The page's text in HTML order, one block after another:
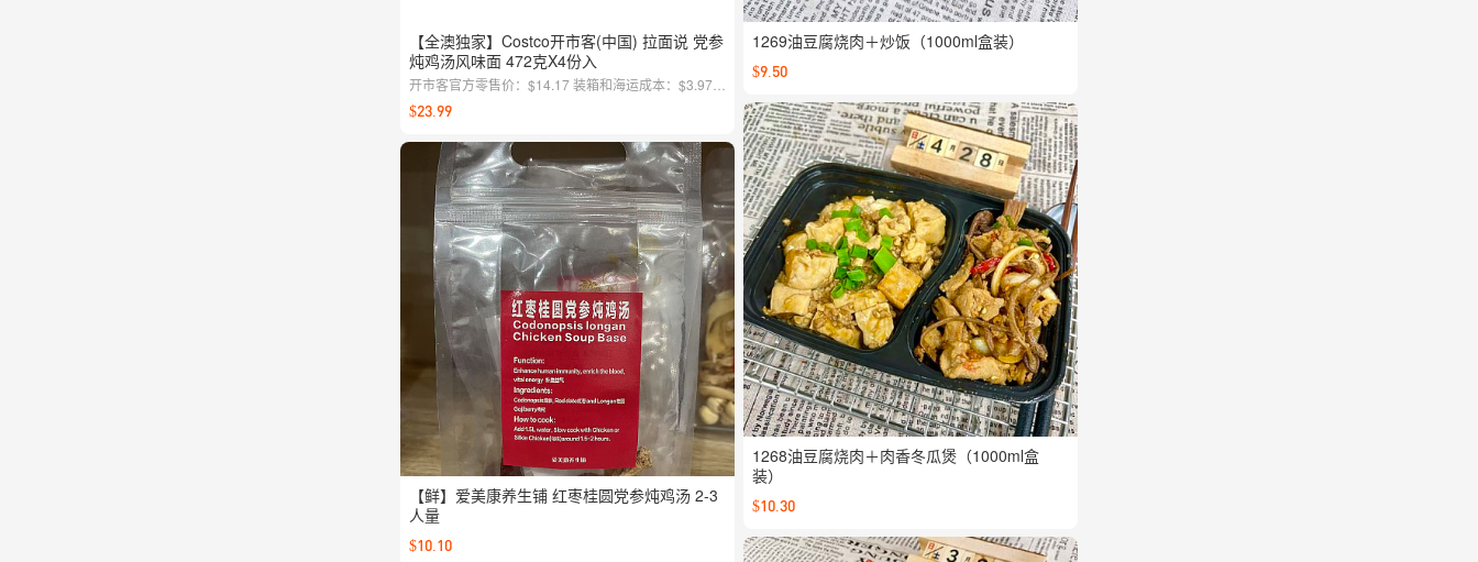
【全澳独家】Costco开市客(中国) 拉面说 党参
炖鸡汤风味面 472克X4份入
开市客官方零售价：$14.17 装箱和海运成本：$3.97
中国采购资金成本：$1.13 售价：$23.99 毛利率：约
20%（覆盖澳洲房租水电，分拣配送，损耗和人事，
以及运营产生的各项费用）
$23.99
【鲜】爱美康养生铺 红枣桂圆党参炖鸡汤 2-3
人量
$10.10
1269油豆腐烧肉＋炒饭（1000ml盒装）
$9.50
1268油豆腐烧肉＋肉香冬瓜煲（1000ml盒
装）
$10.30